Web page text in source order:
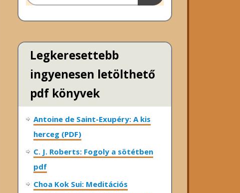
Legkeresettebb
ingyenesen letölthető
pdf könyvek
Antoine de Saint-Exupéry: A kis
herceg (PDF)
C. J. Roberts: Fogoly a sötétben
pdf
Choa Kok Sui: Meditációs